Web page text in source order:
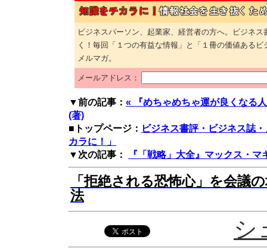
ビジネスパーソン、起業家、経営者の方へ。ビジネ
く！毎回「１つの有益な情報」と「１冊の価値ある
メルマガ。
メールアドレス：
▼前の記事： « 『めちゃめちゃ運が良くなる
(著)
■トップページ： ビジネス書評・ビジネス誌
カラに！」
▼次の記事：
『「戦略」大全』マックス・マ
「拒絶される恐怖心」を会議
法
シ